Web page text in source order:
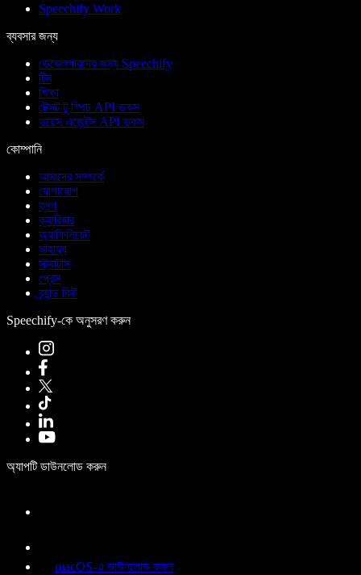
Speechify Work
ব্যবসার জন্য
ডেভেলপারদের জন্য Speechify
টিম
শিক্ষা
টেক্সট টু স্পিচ API ডকস
ভয়েস এজেন্টস API ডকস
কোম্পানি
আমাদের সম্পর্কে
যোগাযোগ
ব্লগ
ক্যারিয়ার
অ্যাফিলিয়েট
সাহায্য
স্ট্যাটাস
প্রেস
ব্র্যান্ড কিট
Speechify-কে অনুসরণ করুন
অ্যাপটি ডাউনলোড করুন
macOS-এ ডাউনলোড করুন